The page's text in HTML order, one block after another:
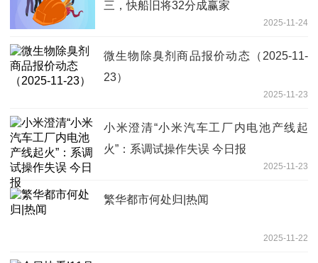
三，快船旧将32分成赢家
2025-11-24
微生物除臭剂商品报价动态（2025-11-
23）
2025-11-23
小米澄清“小米汽车工厂内电池产线起
火”：系调试操作失误 今日报
2025-11-23
繁华都市何处归|热闻
2025-11-22